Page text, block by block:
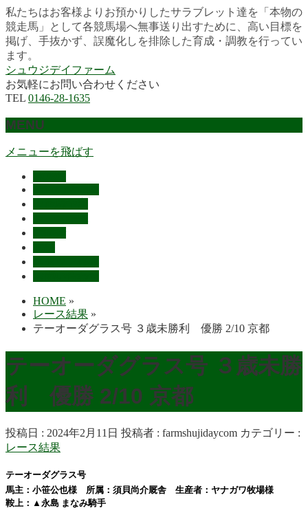
私たちはお客様よりお預かりしたサラブレット達を「本物の
競走馬」として各競馬場へ無事送り出すために、高い目標を
掲げ、手抜かず、誤魔化しを排除した育成・調教を行ってい
ます。
シュウジデイファーム
お気軽にお問い合わせください
TEL 0146-28-1635
MENU
メニューを飛ばす
HOME »
レース結果 »
テーオーダグラス号 ３歳未勝利 優勝 2/10 京都
テーオーダグラス号 ３歳未勝
利 優勝 2/10 京都
投稿日 : 2024年2月11日 投稿者 : farmshujidaycom カテゴリー :
レース結果
テーオーダグラス号
馬主：小笹公也様 所属：須貝尚介厩舎 生産者：ヤナガワ牧場様
鞍上： ▲ 永島 まなみ騎手